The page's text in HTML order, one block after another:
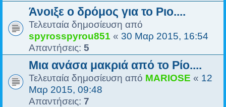
Άνοιξε ο δρόμος για το Ριο....
Τελευταία δημοσίευση από
spyrosspyrou851 « 30 Μαρ 2015, 16:54
Απαντήσεις: 5
Μια ανάσα μακριά από το Ρίο....
Τελευταία δημοσίευση από MARIOSE « 12
Μαρ 2015, 09:48
Απαντήσεις: 7